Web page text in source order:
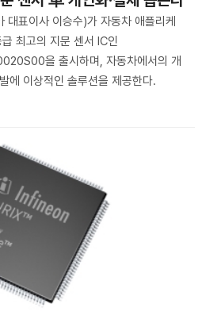
대표이사 이승수)가 자동차 애플리케
최고의 지문 센서 IC인
을 출시하며, 자동차에서의 개
에 이상적인 솔루션을 제공한다.